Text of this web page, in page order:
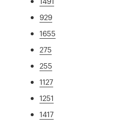
929
1655
275
255
1127
1251
1417